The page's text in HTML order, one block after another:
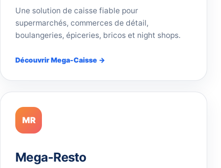
Une solution de caisse fiable pour
supermarchés, commerces de détail,
boulangeries, épiceries, bricos et night shops.
Découvrir Mega-Caisse →
MR
Mega-Resto